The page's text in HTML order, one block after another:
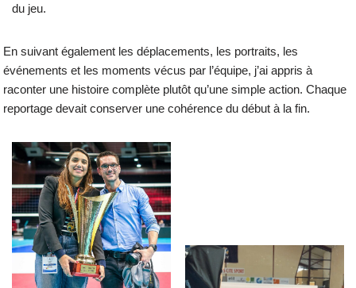
du jeu.
En suivant également les déplacements, les portraits, les
événements et les moments vécus par l’équipe, j’ai appris à
raconter une histoire complète plutôt qu’une simple action. Chaque
reportage devait conserver une cohérence du début à la fin.